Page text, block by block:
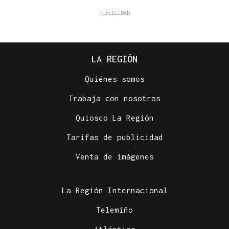
LA REGIÓN
Quiénes somos
Trabaja con nosotros
Quiosco La Región
Tarifas de publicidad
Venta de imágenes
La Región Internacional
Telemiño